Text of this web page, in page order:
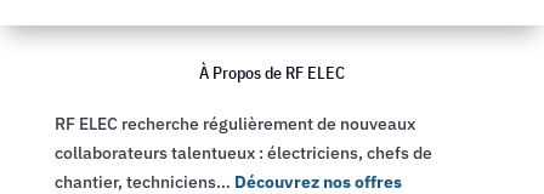
À Propos de RF ELEC
RF ELEC recherche régulièrement de nouveaux
collaborateurs talentueux : électriciens, chefs de
chantier, techniciens… Découvrez nos offres